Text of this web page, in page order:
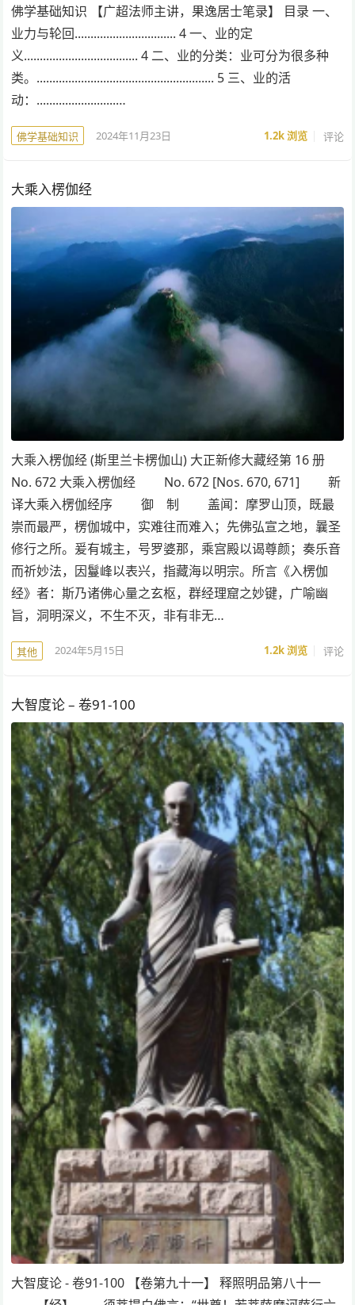
佛学基础知识 【广超法师主讲，果逸居士笔录】 目录 一、
业力与轮回................................ 4 一、业的定
义.................................... 4 二、业的分类：业可分为很多种
类。........................................................ 5 三、业的活
动：.........................…
佛学基础知识 2024年11月23日 1.2k浏览 评论
大乘入楞伽经
大乘入楞伽经 (斯里兰卡楞伽山) 大正新修大藏经第 16 册
No. 672 大乘入楞伽经 No. 672 [Nos. 670, 671] 新
译大乘入楞伽经序 御 制 盖闻：摩罗山顶，既最
崇而最严，楞伽城中，实难往而难入；先佛弘宣之地，曩圣
修行之所。爰有城主，号罗婆那，乘宫殿以谒尊颜；奏乐音
而祈妙法，因鬘峰以表兴，指藏海以明宗。所言《入楞伽
经》者：斯乃诸佛心量之玄枢，群经理窟之妙键，广喻幽
旨，洞明深义，不生不灭，非有非无…
其他 2024年5月15日 1.2k浏览 评论
大智度论 – 卷91-100
大智度论 - 卷91-100 【卷第九十一】 释照明品第八十一